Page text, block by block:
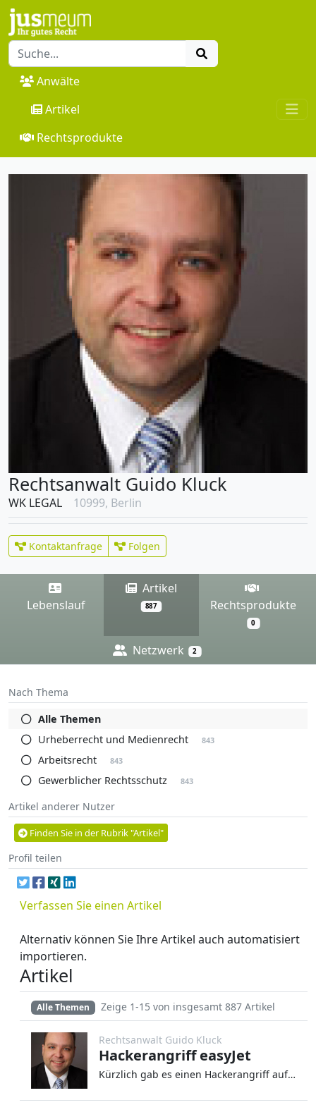
Anwälte
Artikel
Rechtsprodukte
Rechtsanwalt Guido Kluck
WK LEGAL 10999, Berlin
Kontaktanfrage Folgen
Lebenslauf
Artikel
887 Rechtsprodukte
0
Netzwerk 2
Nach Thema
Alle Themen
Urheberrecht und Medienrecht
843
Arbeitsrecht 843
Gewerblicher Rechtsschutz 843
Artikel anderer Nutzer
Finden Sie in der Rubrik "Artikel"
Profil teilen
Verfassen Sie einen Artikel
Alternativ können Sie Ihre Artikel auch automatisiert
importieren.
Artikel
Alle Themen Zeige 1-15 von insgesamt 887 Artikel
Rechtsanwalt Guido Kluck
Hackerangriff easyJet
Kürzlich gab es einen Hackerangriff auf easyJet. Dabei wurden insgesamt von 9 Millionen Kunden Daten geklaut. Diese Kund